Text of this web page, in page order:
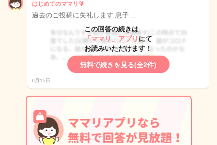
はじめてのママリ🔰
過去のご投稿に失礼します 息子…
この回答の続きは
「ママリ」アプリ にて
お読みいただけます！
無料で続きを見る(全2件)
6月15日